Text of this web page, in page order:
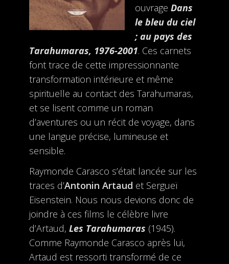
ouvrage Dans
le bleu du ciel
; au pays des
Tarahumaras, 1976-2001. Ces carnets
font trace de cette impressionnante
transformation intérieure et même
spirituelle au contact des Tarahumaras,
et se lisent comme un roman
d’aventures ou un récit de voyage, dans
une langue précise, lumineuse et
sensible.
Raymonde Carasco s’était lancée sur les
traces d’Antonin Artaud et Sergueï
Eisenstein. Nous nous devions donc de
joindre à ces films le célèbre livre
d’Artaud, Les Tarahumaras (1945).
Comme Raymonde Carasco après lui,
Artaud est ressorti transformé de ce